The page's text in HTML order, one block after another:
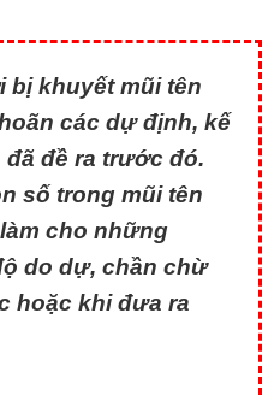
khuyết mũi tên
các dự định, kế
đề ra trước đó.
số trong mũi tên
cho những
do dự, chần chừ
hoặc khi đưa ra